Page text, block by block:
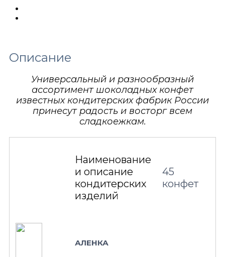
Описание
Универсальный и разнообразный
ассортимент шоколадных конфет
известных кондитерских фабрик России
принесут радость и восторг всем
сладкоежкам.
Наименование
и описание
кондитерских
изделий
45
конфет
АЛЕНКА